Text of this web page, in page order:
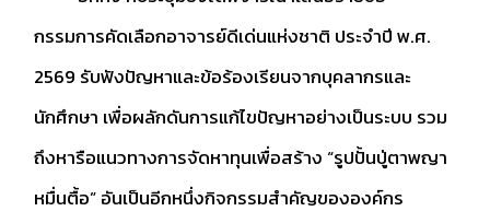
กรรมการคัดเลือกอาจารย์ดีเด่นแห่งชาติ ประจำปี พ.ศ.
2569 รับฟังปัญหาและข้อร้องเรียนจากบุคลากรและ
นักศึกษา เพื่อผลักดันการแก้ไขปัญหาอย่างเป็นระบบ รวม
ถึงหารือแนวทางการจัดหาทุนเพื่อสร้าง “รูปปั้นปู่ตาพญา
หมื่นตื้อ” อันเป็นอีกหนึ่งกิจกรรมสำคัญขององค์กร